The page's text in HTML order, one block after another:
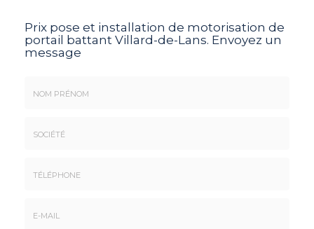
Prix pose et installation de motorisation de
portail battant Villard-de-Lans. Envoyez un
message